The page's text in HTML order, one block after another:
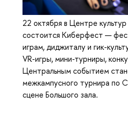
22 октября в Центре
состоится Киберфест —
играм, диджиталу и гик-
VR-игры, мини-турниры,
Центральным событием
межкампусного турнира по
сцене Большого зала.